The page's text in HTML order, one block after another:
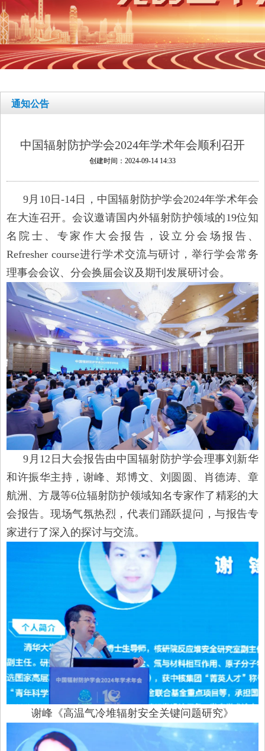
通知公告
中国辐射防护学会2024年学术年会顺利召开
创建时间： 2024-09-14 14:33
9月10日-14日，中国辐射防护学会2024年学术年会
在大连召开。会议邀请国内外辐射防护领域的19位知
名院士、专家作大会报告，设立分会场报告、
Refresher course进行学术交流与研讨，举行学会常务
理事会会议、分会换届会议及期刊发展研讨会。
9月12日大会报告由中国辐射防护学会理事刘新华
和许振华主持，谢峰、郑博文、刘圆圆、肖德涛、章
航洲、方晟等6位辐射防护领域知名专家作了精彩的大
会报告。现场气氛热烈，代表们踊跃提问，与报告专
家进行了深入的探讨与交流。
谢峰《高温气冷堆辐射安全关键问题研究》